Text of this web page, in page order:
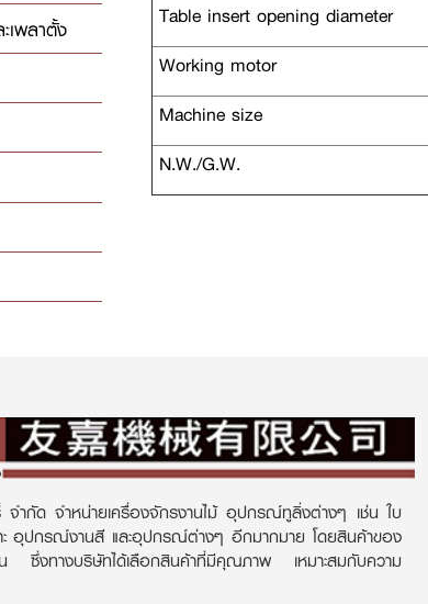
เพลาตั้ง
Table insert opening diameter
Working motor
Machine size
N.W./G.W.
ำกัด จำหน่ายเครื่องจักรงานไม้ อุปกรณ์ทูลิ่งต่างๆ เช่น ใบ
อุปกรณ์งานสี และอุปกรณ์ต่างๆ อีกมากมาย โดยสินค้าของ
วัน ซึ่งทางบริษัทได้เลือกสินค้าที่มีคุณภาพ เหมาะสมกับความ